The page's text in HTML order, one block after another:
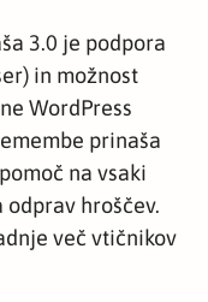
3.0 je podpora
in možnost
WordPress
prinaša
na vsaki
hroščev.
več vtičnikov